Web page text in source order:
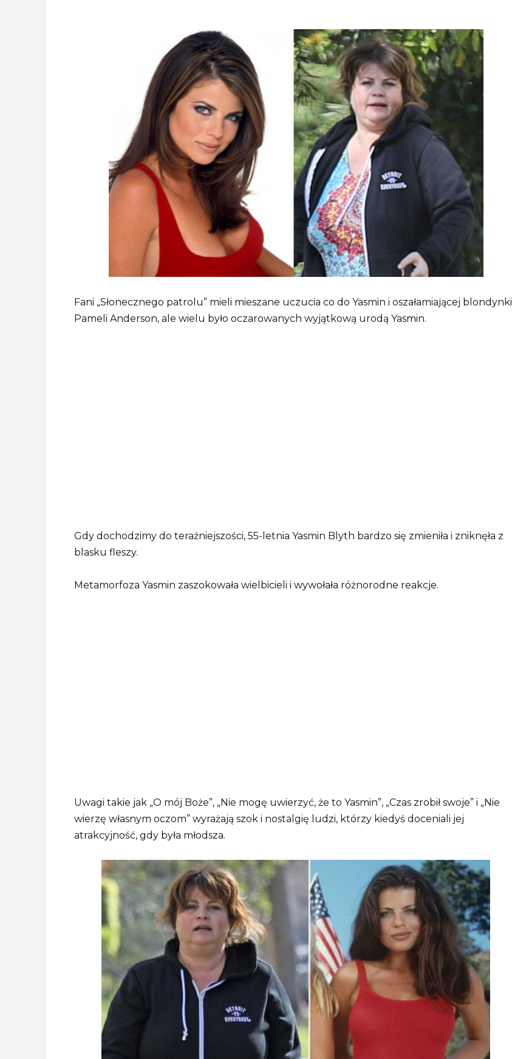
Fani „Słonecznego patrolu” mieli mieszane uczucia co do Yasmin i oszałamiającej blondynki
Pameli Anderson, ale wielu było oczarowanych wyjątkową urodą Yasmin.
Gdy dochodzimy do teraźniejszości, 55-letnia Yasmin Blyth bardzo się zmieniła i zniknęła z
blasku fleszy.
Metamorfoza Yasmin zaszokowała wielbicieli i wywołała różnorodne reakcje.
Uwagi takie jak „O mój Boże”, „Nie mogę uwierzyć, że to Yasmin”, „Czas zrobił swoje” i „Nie
wierzę własnym oczom” wyrażają szok i nostalgię ludzi, którzy kiedyś doceniali jej
atrakcyjność, gdy była młodsza.